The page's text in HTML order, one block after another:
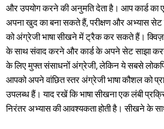
और उपयोग करने की अनुमति देता है। आप कार्ड
अपना खुद का बना सकते हैं, परीक्षण और अभ्यास
को अंग्रेजी भाषा सीखने में ट्रैक कर सकते हैं।
के साथ संवाद करने और कार्ड के अपने सेट साझा
के लिए मुफ्त संसाधनों अंग्रेजी, लेकिन ये सबसे
आपको अपने वांछित स्तर अंग्रेजी भाषा कौशल को
उपलब्ध हैं। याद रखें कि भाषा सीखना एक लंबी
निरंतर अभ्यास की आवश्यकता होती है। सीखने के